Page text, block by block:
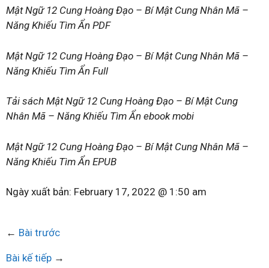
Mật Ngữ 12 Cung Hoàng Đạo – Bí Mật Cung Nhân Mã –
Năng Khiếu Tìm Ẩn PDF
Mật Ngữ 12 Cung Hoàng Đạo – Bí Mật Cung Nhân Mã –
Năng Khiếu Tìm Ẩn Full
Tải sách Mật Ngữ 12 Cung Hoàng Đạo – Bí Mật Cung
Nhân Mã – Năng Khiếu Tìm Ẩn ebook mobi
Mật Ngữ 12 Cung Hoàng Đạo – Bí Mật Cung Nhân Mã –
Năng Khiếu Tìm Ẩn EPUB
Ngày xuất bản: February 17, 2022 @ 1:50 am
← Bài trước
Bài kế tiếp →